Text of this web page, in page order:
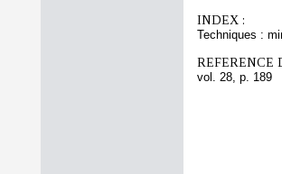
INDEX :
Techniques :
REFERENCE
vol. 28, p. 189